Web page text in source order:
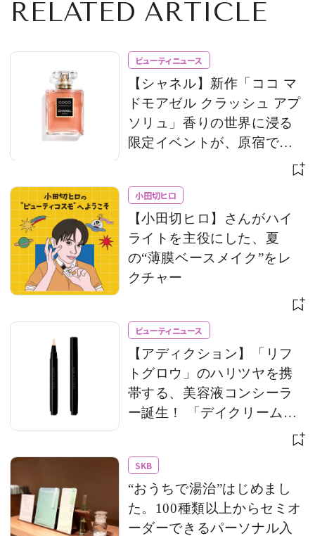
RELATED ARTICLE
ビューティニュース
【シャネル】新作「ココ マ
ドモアゼル クラッシュ アプ
ソリュ」香りの世界に浸る
限定イベントが、原宿で開
小田切ヒロ
【小田切ヒロ】さんがハイ
ライトを主役にした、夏
の“薄膜ベースメイク”をレ
クチャー
ビューティニュース
【アディクション】「リフ
トグロウ」のハリツヤを携
帯する、美容液コンシーラ
ー誕生！ 「デイクリーム」
のモバイルサイズもライン
SKB
“おうちで湯治”はじめまし
た。100種類以上からセミオ
ーダーできるパーソナル入